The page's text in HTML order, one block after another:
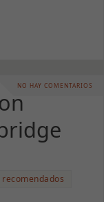
NO HAY COMENTARIOS